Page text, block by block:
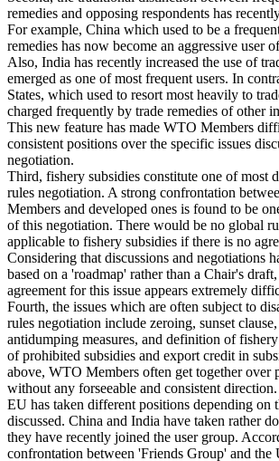
remedies and opposing respondents has
For example, China which used to be a
remedies has now become an aggressive user
Also, India has recently increased the use of
emerged as one of most frequent users. In
States, which used to resort most heavily to
charged frequently by trade remedies of other
This new feature has made WTO Members
consistent positions over the specific issues
negotiation.
Third, fishery subsidies constitute one of most
rules negotiation. A strong confrontation
Members and developed ones is found to be
of this negotiation. There would be no global
applicable to fishery subsidies if there is no
Considering that discussions and negotiations
based on a 'roadmap' rather than a Chair's
agreement for this issue appears extremely
Fourth, the issues which are often subject to
rules negotiation include zeroing, sunset
antidumping measures, and definition of
of prohibited subsidies and export credit in
above, WTO Members often get together over
without any forseeable and consistent
EU has taken different positions depending on
discussed. China and India have taken rather
they have recently joined the user group.
confrontation between 'Friends Group' and the